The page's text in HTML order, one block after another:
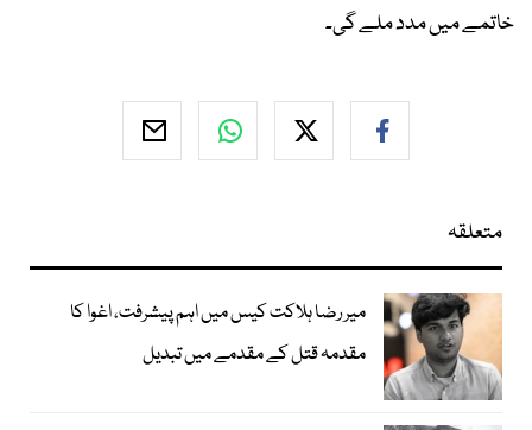
خاتمے میں مدد ملے گی۔
متعلقہ
میر رضا ہلاکت کیس میں اہم پیشرفت، اغوا کا
مقدمہ قتل کے مقدمے میں تبدیل